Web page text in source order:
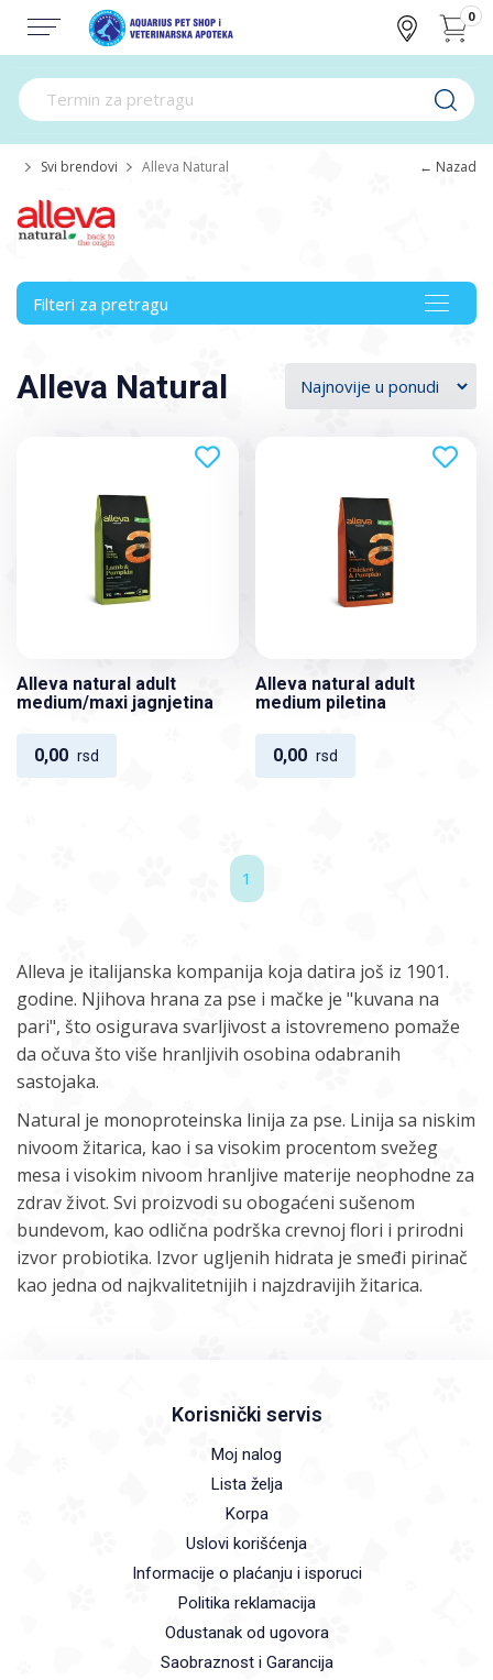
0
Svi brendovi Alleva Natural ← Nazad
Filteri za pretragu
Toggle
Alleva Natural
Alleva natural adult
medium/maxi jagnjetina
0,00 rsd
Alleva natural adult
medium piletina
0,00 rsd
1
Alleva je italijanska kompanija koja datira još iz 1901.
godine. Njihova hrana za pse i mačke je "kuvana na
pari", što osigurava svarljivost a istovremeno pomaže
da očuva što više hranljivih osobina odabranih
sastojaka.
Natural je monoproteinska linija za pse. Linija sa niskim
nivoom žitarica, kao i sa visokim procentom svežeg
mesa i visokim nivoom hranljive materije neophodne za
zdrav život. Svi proizvodi su obogaćeni sušenom
bundevom, kao odlična podrška crevnoj flori i prirodni
izvor probiotika. Izvor ugljenih hidrata je smeđi pirinač
kao jedna od najkvalitetnijih i najzdravijih žitarica.
Korisnički servis
Moj nalog
Lista želja
Korpa
Uslovi korišćenja
Informacije o plaćanju i isporuci
Politika reklamacija
Odustanak od ugovora
Saobraznost i Garancija